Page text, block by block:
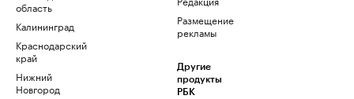
область
Калининград
Краснодарский
край
Нижний
Новгород
Размещение
рекламы
Другие
продукты
РБК